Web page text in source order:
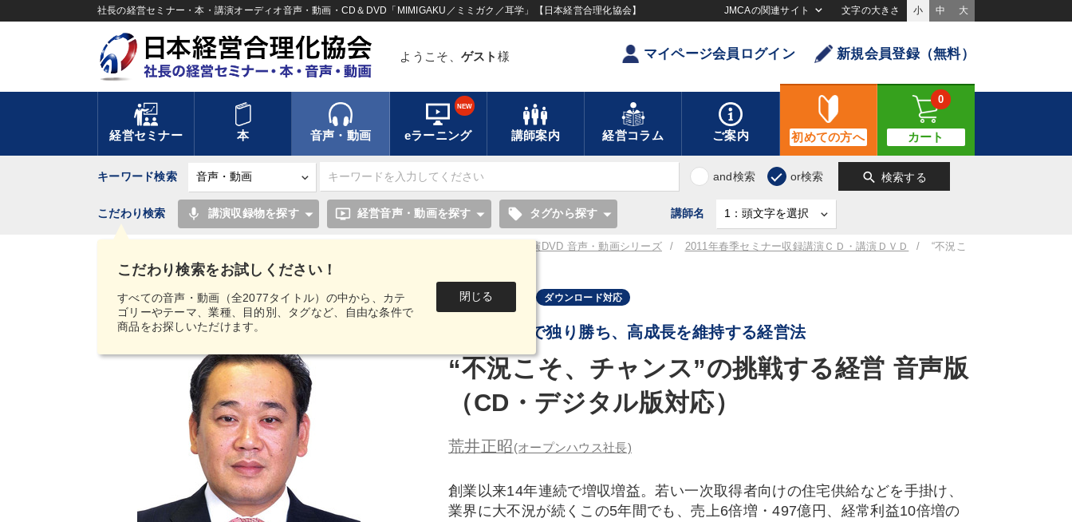
社長の経営セミナー・本・講演オーディオ音声・動画・CD＆DVD「MIMIGAKU／ミミガク／耳学」【日本経営合理化協会】 JMCAの関連サイト 文字の大きさ 小 中 大
ようこそ、 ゲスト 様 マイページ会員ログイン 新規会員登録（無料）
経営セミナー 本 音声・動画 eラーニング
NEW
講師案内 経営コラム ご案内 初めての方へ カート
0
キーワード検索 and検索 or検索 search 検索する
こだわり検索をお試しください！
すべての音声・動画（全2077タイトル）の中から、カテ
ゴリーやテーマ、業種、目的別、タグなど、自由な条件で
商品をお探しいただけます。
閉じる
こだわり検索 mic 講演収録物を探す ondemand_video 経営音声・動画を探す local_offer タグから探す 講師名
【MIMIGAKU／ミミガク／耳学】全国経営者セミナー講演CD・講演DVD 音声・動画シリーズ 2011年春季セミナー収録講演ＣＤ・講演ＤＶＤ
“不況こ
そ、チャンス”の挑戦する経営 音声版（CD・デジタル版対応）
音声・動画 ダウンロード対応
不動産業界で独り勝ち、高成長を維持する経営法
“不況こそ、チャンス”の挑戦する経営 音声版
（CD・デジタル版対応）
荒井正昭(オープンハウス社長)
創業以来14年連続で増収増益。若い一次取得者向けの住宅供給などを手掛け、
業界に大不況が続くこの5年間でも、売上6倍増・497億円、経常利益10倍増の